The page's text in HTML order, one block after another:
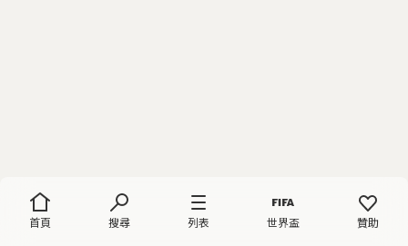
首頁 搜尋 列表 世界盃 贊助